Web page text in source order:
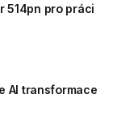
514pn pro práci
AI transformace